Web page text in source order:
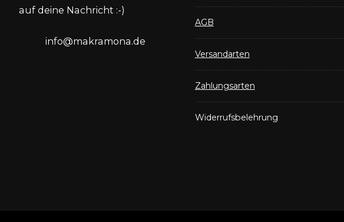
auf deine Nachricht :-)
info@makramona.de
AGB
Versandarten
Zahlungsarten
Widerrufsbelehrung